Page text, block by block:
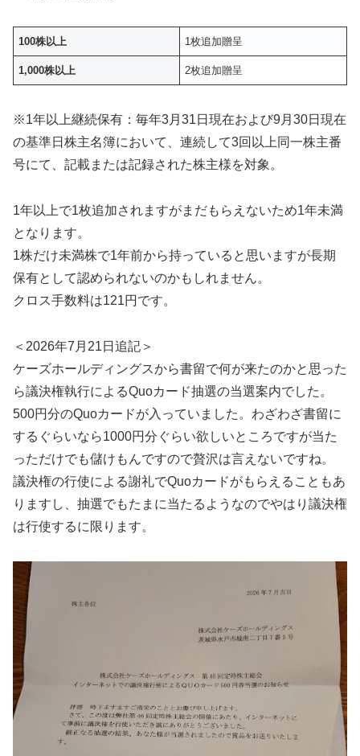
100株以上 1枚追加贈呈
1,000株以上 2枚追加贈呈
※1年以上継続保有：毎年3月31日現在および9月30日現在
の基準日株主名簿において、連続して3回以上同一株主番
号にて、記載または記録された株主様を対象。
1年以上で1枚追加されますがまだもらえないため1年未満
となります。
1株だけ未満株で1年前から持っていると思いますが長期
保有として認められないのかもしれません。
クロス手数料は121円です。
＜2026年7月21日追記＞
ケーズホールディングスから書留で何が来たのかと思った
ら議決権執行によるQuoカード抽選の当選案内でした。
500円分のQuoカードが入っていました。わざわざ書留に
するぐらいなら1000円分ぐらい欲しいところですが当た
っただけでも儲けもんですので贅沢は言えないですね。
議決権の行使による謝礼でQuoカードがもらえることもあ
りますし、抽選でもたまに当たるようなのでやはり議決権
は行使するに限ります。